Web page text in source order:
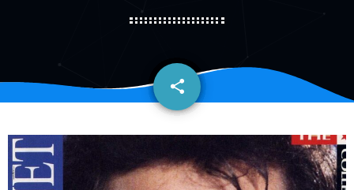
share
email